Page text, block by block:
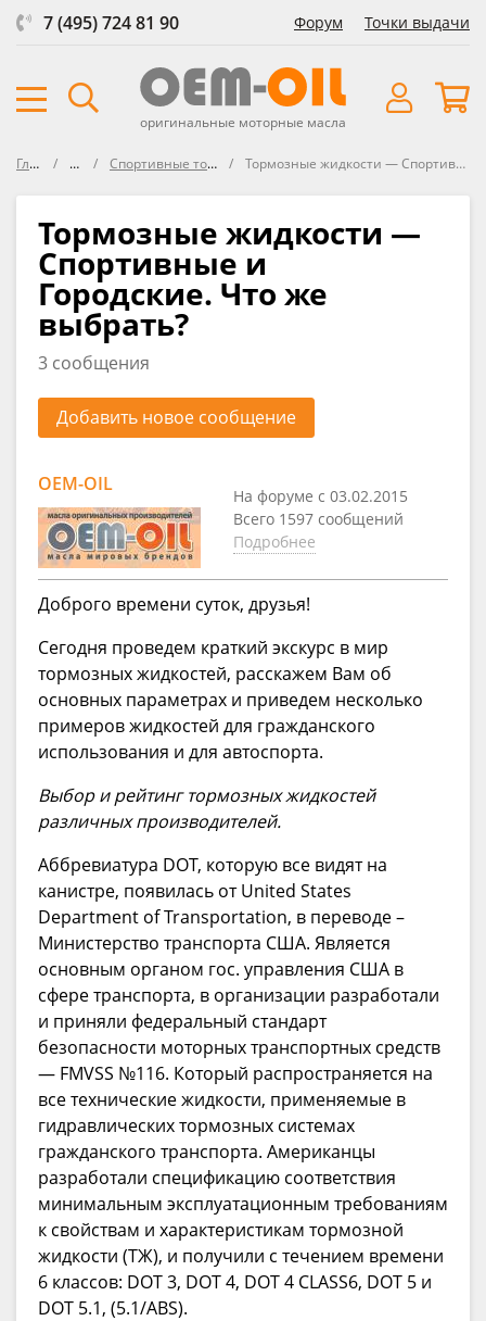
7 (495) 724 81 90 Форум Точки выдачи
оригинальные моторные масла
Главная ФорумСпортивные тормозные жидкости Тормозные жидкости — Спортивные и Городские. Что же выбрать?
Тормозные жидкости —
Спортивные и
Городские. Что же
выбрать?
3 сообщения
Добавить новое сообщение
OEM-OIL
На форуме с 03.02.2015
Всего 1597 сообщений
Подробнее
Доброго времени суток, друзья!
Сегодня проведем краткий экскурс в мир
тормозных жидкостей, расскажем Вам об
основных параметрах и приведем несколько
примеров жидкостей для гражданского
использования и для автоспорта.
Выбор и рейтинг тормозных жидкостей
различных производителей.
Аббревиатура DOT, которую все видят на
канистре, появилась от United States
Department of Transportation, в переводе –
Министерство транспорта США. Является
основным органом гос. управления США в
сфере транспорта, в организации разработали
и приняли федеральный стандарт
безопасности моторных транспортных средств
— FMVSS №116. Который распространяется на
все технические жидкости, применяемые в
гидравлических тормозных системах
гражданского транспорта. Американцы
разработали спецификацию соответствия
минимальным эксплуатационным требованиям
к свойствам и характеристикам тормозной
жидкости (ТЖ), и получили с течением времени
6 классов: DOT 3, DOT 4, DOT 4 CLASS6, DOT 5 и
DOT 5.1, (5.1/ABS).